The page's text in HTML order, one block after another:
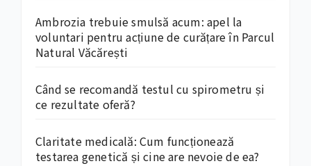
Ambrozia trebuie smulsă acum: apel la
voluntari pentru acțiune de curățare în Parcul
Natural Văcărești
Când se recomandă testul cu spirometru și
ce rezultate oferă?
Claritate medicală: Cum funcționează
testarea genetică și cine are nevoie de ea?